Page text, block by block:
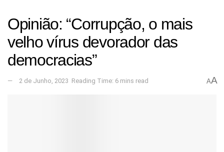
Opinião: “Corrupção, o mais
velho vírus devorador das
democracias”
2 de Junho, 2023 Reading Time: 6 mins read AA